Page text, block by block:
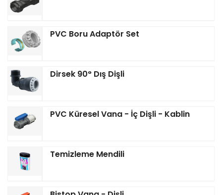
PVC Boru Adaptör Set
Dirsek 90° Dış Dişli
PVC Küresel Vana - İç Dişli - Kablin
Temizleme Mendili